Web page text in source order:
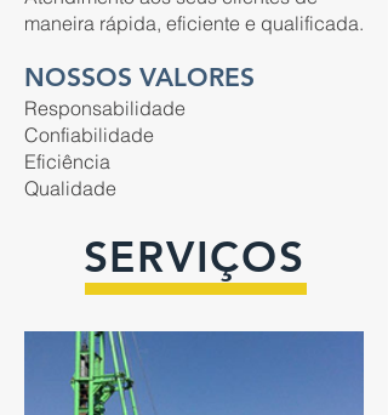
SERVIÇOS
maneira rápida, eficiente e qualificada.
NOSSOS VALORES
Responsabilidade
Confiabilidade
Eficiência
Qualidade